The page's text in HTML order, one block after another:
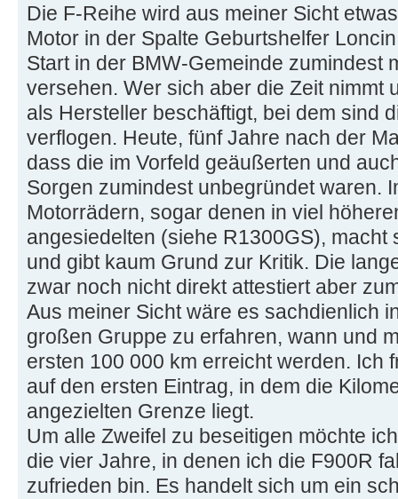
Die F-Reihe wird aus meiner Sicht
Motor in der Spalte Geburtshelfer
Start in der BMW-Gemeinde zumindest
versehen. Wer sich aber die Zeit nimmt
als Hersteller beschäftigt, bei dem sind
verflogen. Heute, fünf Jahre nach der
dass die im Vorfeld geäußerten und
Sorgen zumindest unbegründet waren.
Motorrädern, sogar denen in viel
angesiedelten (siehe R1300GS), macht
und gibt kaum Grund zur Kritik. Die
zwar noch nicht direkt attestiert aber
Aus meiner Sicht wäre es sachdienlich
großen Gruppe zu erfahren, wann und
ersten 100 000 km erreicht werden. Ich
auf den ersten Eintrag, in dem die
angezielten Grenze liegt.
Um alle Zweifel zu beseitigen möchte
die vier Jahre, in denen ich die F900R
zufrieden bin. Es handelt sich um ein